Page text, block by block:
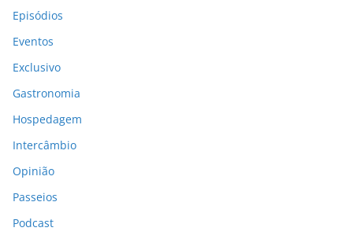
Episódios
Eventos
Exclusivo
Gastronomia
Hospedagem
Intercâmbio
Opinião
Passeios
Podcast